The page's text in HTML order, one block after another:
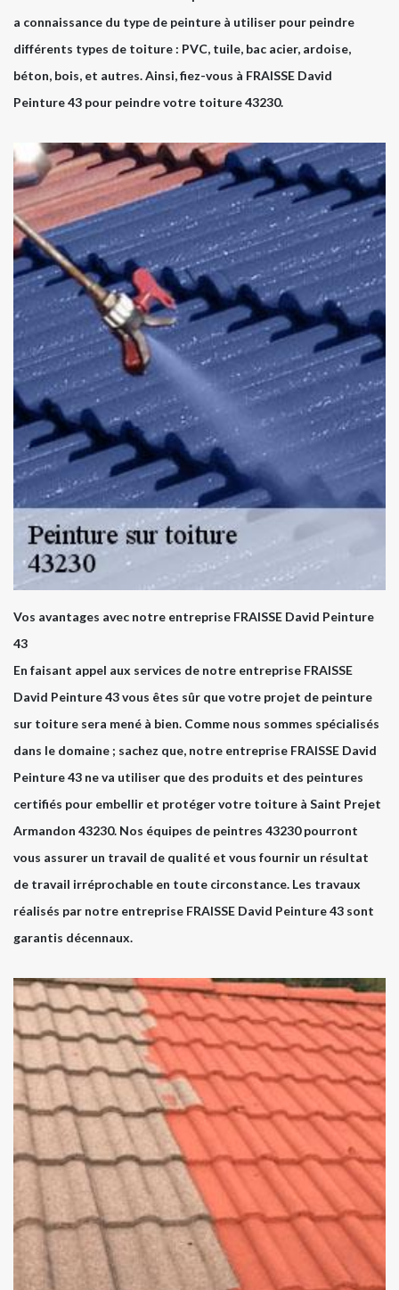
a connaissance du type de peinture à utiliser pour peindre
différents types de toiture : PVC, tuile, bac acier, ardoise,
béton, bois, et autres. Ainsi, fiez-vous à FRAISSE David
Peinture 43 pour peindre votre toiture 43230.
Vos avantages avec notre entreprise FRAISSE David Peinture
43
En faisant appel aux services de notre entreprise FRAISSE
David Peinture 43 vous êtes sûr que votre projet de peinture
sur toiture sera mené à bien. Comme nous sommes spécialisés
dans le domaine ; sachez que, notre entreprise FRAISSE David
Peinture 43 ne va utiliser que des produits et des peintures
certifiés pour embellir et protéger votre toiture à Saint Prejet
Armandon 43230. Nos équipes de peintres 43230 pourront
vous assurer un travail de qualité et vous fournir un résultat
de travail irréprochable en toute circonstance. Les travaux
réalisés par notre entreprise FRAISSE David Peinture 43 sont
garantis décennaux.